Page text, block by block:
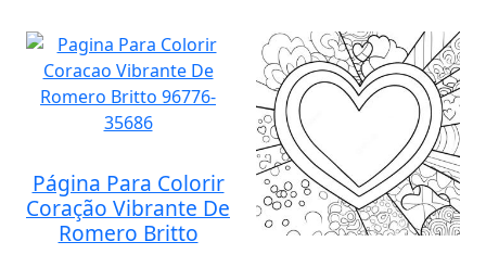
Página Para Colorir
Coração Vibrante De
Romero Britto